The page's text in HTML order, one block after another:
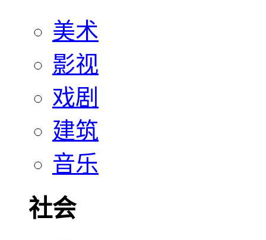
美术
影视
戏剧
建筑
音乐
社会